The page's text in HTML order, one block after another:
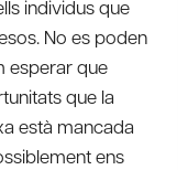
individus que
No es poden
esperar que
que la
està mancada
ens